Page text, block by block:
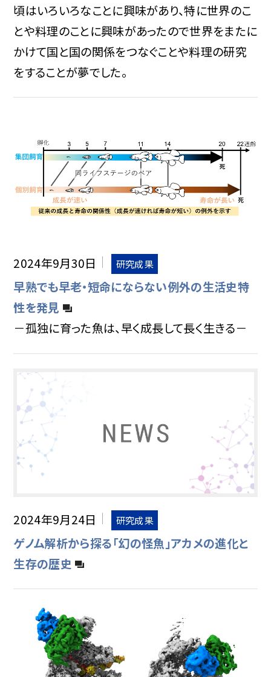
頃はいろいろなことに興味があり、特に世界のこ
とや料理のことに興味があったので世界をまたに
かけて国と国の関係をつなぐことや料理の研究
をすることが夢でした。
2024年9月30日 研究成果
早熟でも早老・短命にならない例外の生活史特
性を発見
－孤独に育った魚は、早く成長して長く生きる－
2024年9月24日 研究成果
ゲノム解析から探る「幻の怪魚」アカメの進化と
生存の歴史